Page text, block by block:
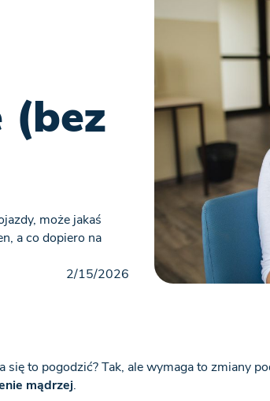
(bez
może jakaś
a co dopiero na
2/15/2026
się to pogodzić? Tak, ale wymaga to zmiany
mądrzej.